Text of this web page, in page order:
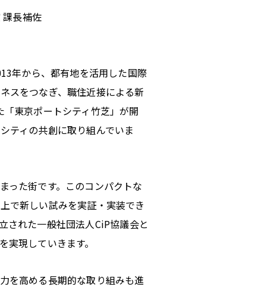
長補佐
年から、都有地を活用した国際
スをつなぎ、職住近接による新
東京ポートシティ竹芝」が開
ティの共創に取り組んでいま
った街です。このコンパクトな
で新しい試みを実証・実装でき
された一般社団法人CiP協議会と
現していきます。
を高める長期的な取り組みも進